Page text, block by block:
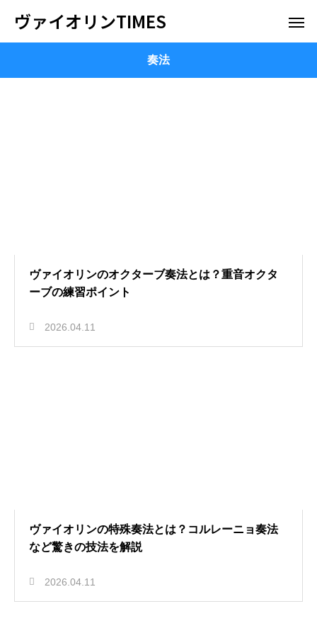
ヴァイオリンTIMES
奏法
ヴァイオリンのオクターブ奏法とは？重音オクタ
ーブの練習ポイント
2026.04.11
ヴァイオリンの特殊奏法とは？コルレーニョ奏法
など驚きの技法を解説
2026.04.11